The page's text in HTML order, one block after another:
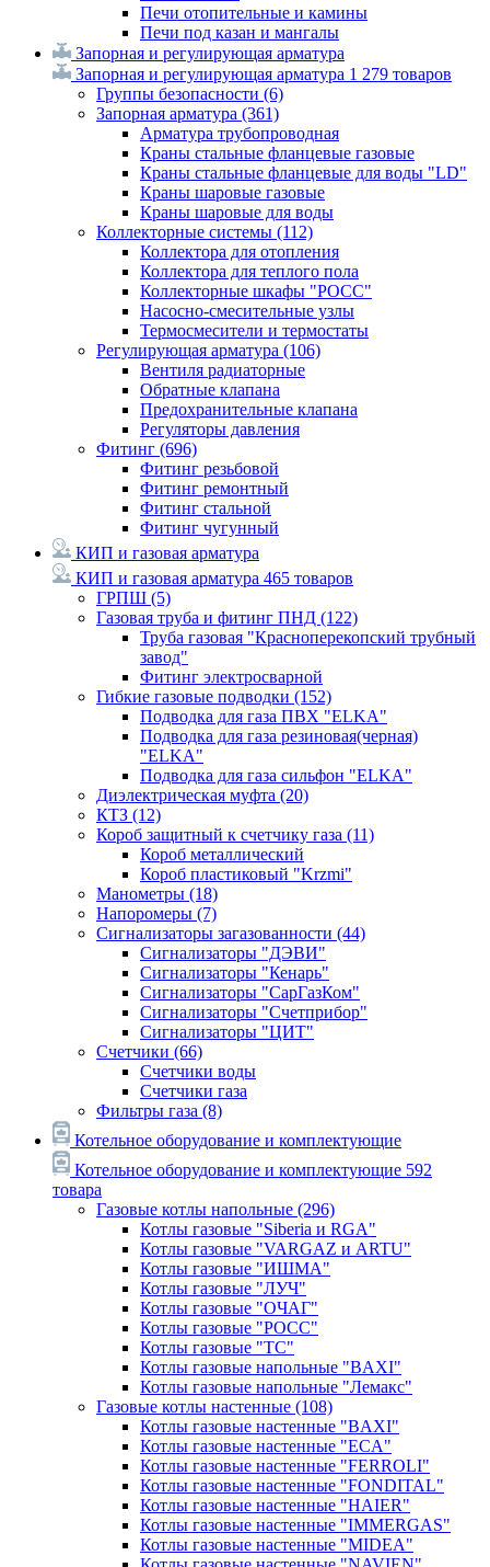
Печи отопительные и камины
Печи под казан и мангалы
Запорная и регулирующая арматура
Запорная и регулирующая арматура 1 279 товаров
Группы безопасности (6)
Запорная арматура (361)
Арматура трубопроводная
Краны стальные фланцевые газовые
Краны стальные фланцевые для воды "LD"
Краны шаровые газовые
Краны шаровые для воды
Коллекторные системы (112)
Коллектора для отопления
Коллектора для теплого пола
Коллекторные шкафы "РОСС"
Насосно-смесительные узлы
Термосмесители и термостаты
Регулирующая арматура (106)
Вентиля радиаторные
Обратные клапана
Предохранительные клапана
Регуляторы давления
Фитинг (696)
Фитинг резьбовой
Фитинг ремонтный
Фитинг стальной
Фитинг чугунный
КИП и газовая арматура
КИП и газовая арматура 465 товаров
ГРПШ (5)
Газовая труба и фитинг ПНД (122)
Труба газовая "Красноперекопский трубный
завод"
Фитинг электросварной
Гибкие газовые подводки (152)
Подводка для газа ПВХ "ELKA"
Подводка для газа резиновая(черная)
"ELKA"
Подводка для газа сильфон "ELKA"
Диэлектрическая муфта (20)
КТЗ (12)
Короб защитный к счетчику газа (11)
Короб металлический
Короб пластиковый "Krzmi"
Манометры (18)
Напоромеры (7)
Сигнализаторы загазованности (44)
Сигнализаторы "ДЭВИ"
Сигнализаторы "Кенарь"
Сигнализаторы "СарГазКом"
Сигнализаторы "Счетприбор"
Сигнализаторы "ЦИТ"
Счетчики (66)
Счетчики воды
Счетчики газа
Фильтры газа (8)
Котельное оборудование и комплектующие
Котельное оборудование и комплектующие 592
товара
Газовые котлы напольные (296)
Котлы газовые "Siberia и RGA"
Котлы газовые "VARGAZ и ARTU"
Котлы газовые "ИШМА"
Котлы газовые "ЛУЧ"
Котлы газовые "ОЧАГ"
Котлы газовые "РОСС"
Котлы газовые "ТС"
Котлы газовые напольные "BAXI"
Котлы газовые напольные "Лемакс"
Газовые котлы настенные (108)
Котлы газовые настенные "BAXI"
Котлы газовые настенные "ECA"
Котлы газовые настенные "FERROLI"
Котлы газовые настенные "FONDITAL"
Котлы газовые настенные "HAIER"
Котлы газовые настенные "IMMERGAS"
Котлы газовые настенные "MIDEA"